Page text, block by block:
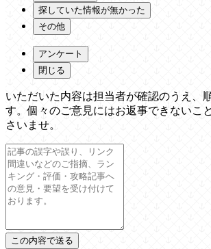
探していた情報が無かった
その他
アンケート
閉じる
いただいた内容は担当者が確認のうえ、
す。個々のご意見にはお返事できないこ
さいませ。